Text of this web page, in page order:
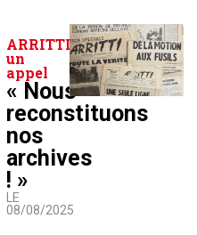
ARRITTI lance
un
appel
« Nous
reconstituons
nos
archives
! »
LE
08/08/2025